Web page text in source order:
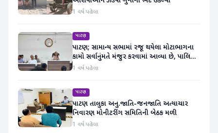
1 વર્ષ પહેલા
પાટણ
પાટણ; સામાન્ય સભામાં રજૂ થયેલા મોટાભાગના
કામો સર્વાનુંમતે મંજુર કરવામાં આવ્યા છે, પાલિકા
પ્રમુખ
1 વર્ષ પહેલા
પાટણ
પાટણ તાલુકા અનુ.જાતિ-જનજાતિ અત્યાચાર
નિવારણ મોનીટરીંગ સમિતિની બેઠક મળી
1 વર્ષ પહેલા